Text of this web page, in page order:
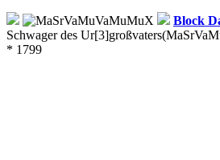
Block
Schwager des Ur[3]großvaters
* 1799